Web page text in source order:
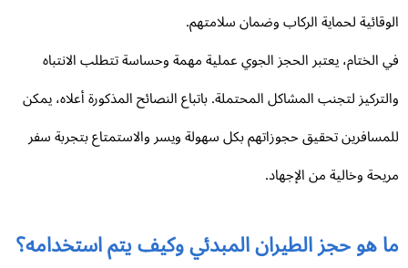
لحماية الركاب وضمان سلامتهم.
الختام، يعتبر الحجز الجوي عملية مهمة وحساسة تتطلب الانتباه
لتجنب المشاكل المحتملة. باتباع النصائح المذكورة أعلاه، يمكن
تحقيق حجوزاتهم بكل سهولة ويسر والاستمتاع بتجربة سفر
وخالية من الإجهاد.
هو حجز الطيران المبدئي وكيف يتم استخدامه؟